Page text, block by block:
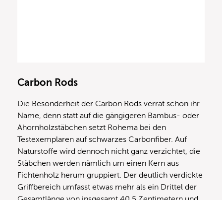
Carbon Rods
Die Besonderheit der Carbon Rods verrät schon ihr
Name, denn statt auf die gängigeren Bambus- oder
Ahornholzstäbchen setzt Rohema bei den
Testexemplaren auf schwarzes Carbonfiber. Auf
Naturstoffe wird dennoch nicht ganz verzichtet, die
Stäbchen werden nämlich um einen Kern aus
Fichtenholz herum gruppiert. Der deutlich verdickte
Griffbereich umfasst etwas mehr als ein Drittel der